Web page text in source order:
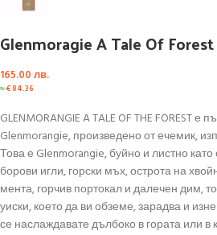
Glenmoragie A Tale Of Forest
165.00 лв.
≈€84.36
GLENMORANGIE A TALE OF THE FOREST е
Glenmorangie, произведено от ечемик,
Това е Glenmorangie, буйно и листно
борови игли, горски мъх, острота на
мента, горчив портокал и далечен дим,
уиски, което да ви обземе, зарадва и
се наслаждавате дълбоко в гората или в